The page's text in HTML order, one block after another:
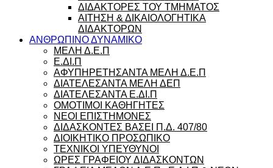
ΔΙΔΑΚΤΟΡΕΣ ΤΟΥ ΤΜΗΜΑΤΟΣ
ΑΙΤΗΣΗ & ΔΙΚΑΙΟΛΟΓΗΤΙΚΑ
ΔΙΔΑΚΤΟΡΩΝ
ΑΝΘΡΩΠΙΝΟ ΔΥΝΑΜΙΚΟ
ΜΕΛΗ Δ.Ε.Π
Ε.ΔΙ.Π
ΑΦΥΠΗΡΕΤΗΣΑΝΤΑ ΜΕΛΗ Δ.Ε.Π
ΔΙΑΤΕΛΕΣΑΝΤΑ ΜΕΛΗ ΔΕΠ
ΔΙΑΤΕΛΕΣΑΝΤΑ Ε.ΔΙ.Π
ΟΜΟΤΙΜΟΙ ΚΑΘΗΓΗΤΕΣ
ΝΕΟΙ ΕΠΙΣΤΗΜΟΝΕΣ
ΔΙΔΑΣΚΟΝΤΕΣ ΒΑΣΕΙ Π.Δ. 407/80
ΔΙΟΙΚΗΤΙΚΟ ΠΡΟΣΩΠΙΚΟ
ΤΕΧΝΙΚΟΙ ΥΠΕΥΘΥΝΟΙ
ΩΡΕΣ ΓΡΑΦΕΙΟΥ ΔΙΔΑΣΚΟΝΤΩΝ